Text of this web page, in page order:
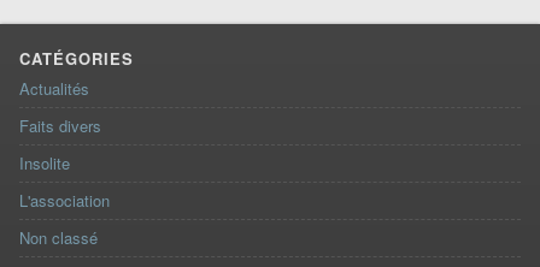
CATÉGORIES
Actualités
Faits divers
Insolite
L'association
Non classé